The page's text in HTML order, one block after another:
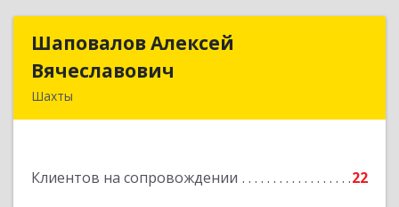
Шаповалов Алексей
Вячеславович
Шахты
Клиентов на сопровождении 22
Шаповалов Алексей